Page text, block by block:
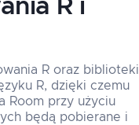
R i
R oraz biblioteki
R, dzięki czemu
Room przy użyciu
będą pobierane i